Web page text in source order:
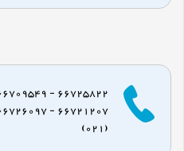
(021)